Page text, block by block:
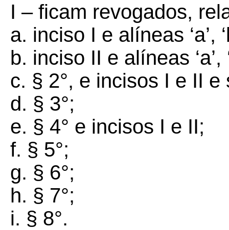
I – ficam revogados,
a. inciso I e alíneas ‘a’,
b. inciso II e alíneas ‘a’,
c. § 2°, e incisos I e II e
d. § 3°;
e. § 4° e incisos I e II;
f. § 5°;
g. § 6°;
h. § 7°;
i. § 8°.